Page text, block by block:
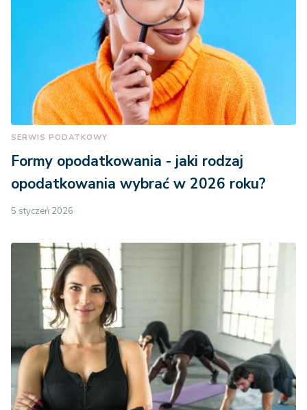
SERWIS PODATKOWY
Formy opodatkowania - jaki rodzaj
opodatkowania wybrać w 2026 roku?
5 styczeń 2026